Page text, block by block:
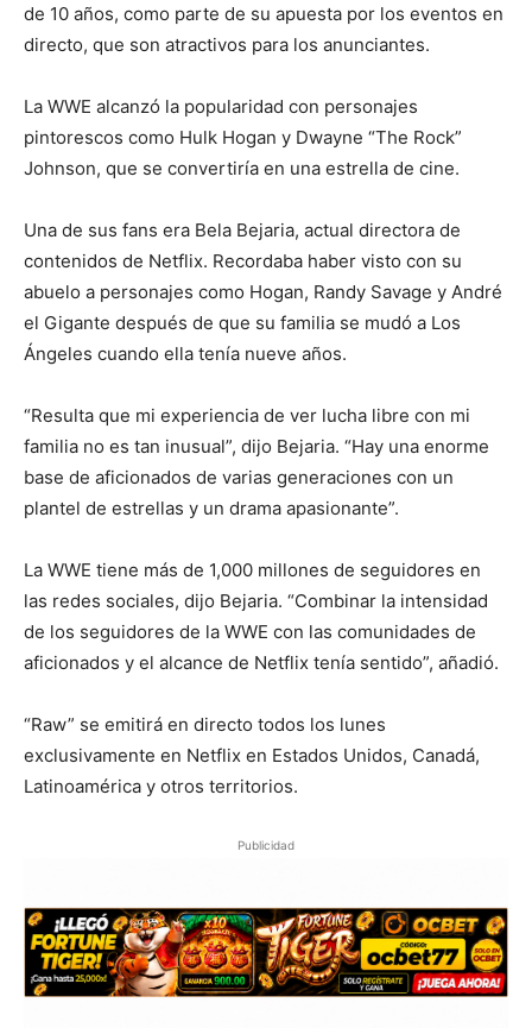
de 10 años, como parte de su apuesta por los eventos en
directo, que son atractivos para los anunciantes.
La WWE alcanzó la popularidad con personajes
pintorescos como Hulk Hogan y Dwayne “The Rock”
Johnson, que se convertiría en una estrella de cine.
Una de sus fans era Bela Bejaria, actual directora de
contenidos de Netflix. Recordaba haber visto con su
abuelo a personajes como Hogan, Randy Savage y André
el Gigante después de que su familia se mudó a Los
Ángeles cuando ella tenía nueve años.
“Resulta que mi experiencia de ver lucha libre con mi
familia no es tan inusual”, dijo Bejaria. “Hay una enorme
base de aficionados de varias generaciones con un
plantel de estrellas y un drama apasionante”.
La WWE tiene más de 1,000 millones de seguidores en
las redes sociales, dijo Bejaria. “Combinar la intensidad
de los seguidores de la WWE con las comunidades de
aficionados y el alcance de Netflix tenía sentido”, añadió.
“Raw” se emitirá en directo todos los lunes
exclusivamente en Netflix en Estados Unidos, Canadá,
Latinoamérica y otros territorios.
Publicidad